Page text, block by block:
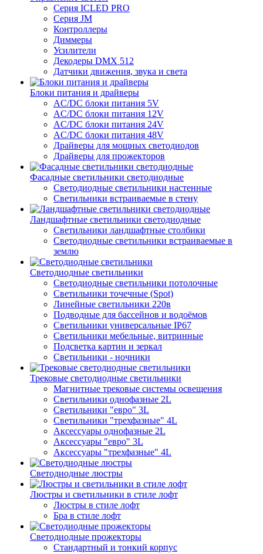
Серия ICLED PRO
Серия JM
Контроллеры
Диммеры
Усилители
Декодеры DMX 512
Датчики движения, звука и света
Блоки питания и драйверы
AC/DC блоки питания 5V
AC/DC блоки питания 12V
AC/DC блоки питания 24V
AC/DC блоки питания 48V
Драйверы для мощных светодиодов
Драйверы для прожекторов
Фасадные светильники светодиодные
Светодиодные светильники настенные
Светильники встраиваемые в стену
Ландшафтные светильники светодиодные
Светильники ландшафтные столбики
Светодиодные светильники встраиваемые в
землю
Светодиодные светильники
Светодиодные светильники потолочные
Светильники точечные (Spot)
Линейные светильники 220в
Подводные для бассейнов и водоёмов
Светильники универсальные IP67
Светильники мебельные, витринные
Подсветка картин и зеркал
Светильники - ночники
Трековые светодиодные светильники
Магнитные трековые системы освещения
Светильники однофазные 2L
Светильники "евро" 3L
Светильники "трехфазные" 4L
Аксессуары однофазные 2L
Аксессуары "евро" 3L
Аксессуары "трехфазные" 4L
Светодиодные люстры
Люстры и светильники в стиле лофт
Люстры в стиле лофт
Бра в стиле лофт
Светодиодные прожекторы
Стандартный и тонкий корпус